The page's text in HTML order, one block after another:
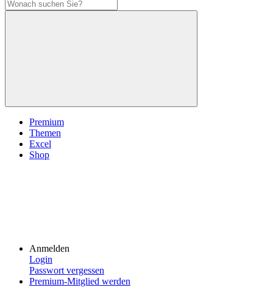
Premium
Themen
Excel
Shop
Anmelden
Login
Passwort vergessen
Premium-Mitglied werden